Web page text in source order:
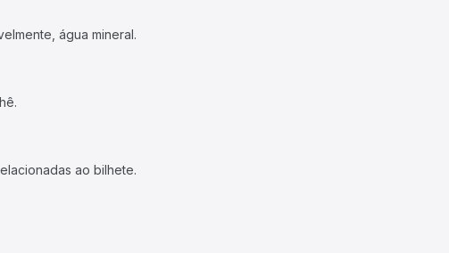
água mineral.
ao bilhete.